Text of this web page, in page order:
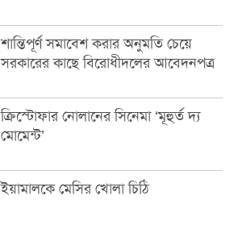
শান্তিপূর্ণ সমাবেশ করার অনুমতি চেয়ে
সরকারের কাছে বিরোধীদলের আবেদনপত্র
ক্রিস্টোফার নোলানের সিনেমা ‘মূহুর্ত দ্য
মোমেন্ট’
ইয়ামালকে মেসির খোলা চিঠি